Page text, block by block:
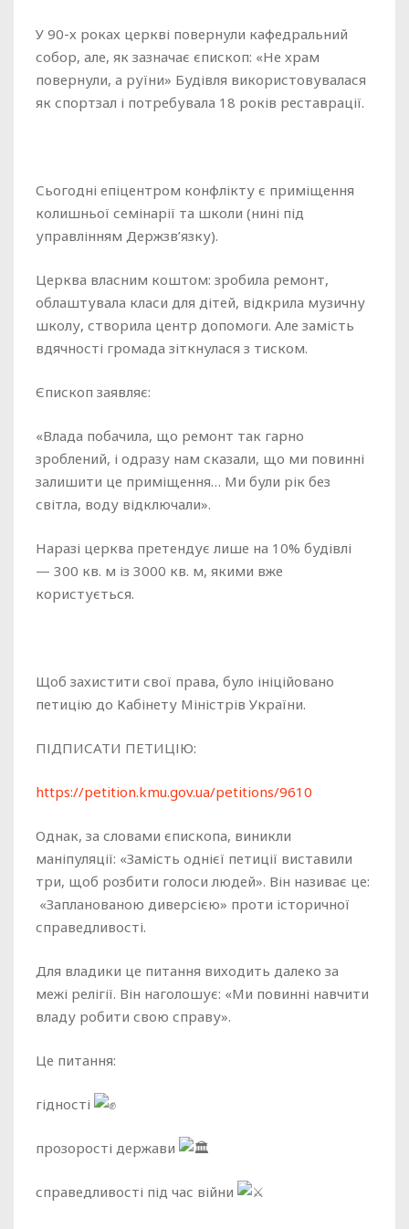
У 90-х роках церкві повернули кафедральний
собор, але, як зазначає єпископ: «Не храм
повернули, а руїни» Будівля використовувалася
як спортзал і потребувала 18 років реставрації.
Сьогодні епіцентром конфлікту є приміщення
колишньої семінарії та школи (нині під
управлінням Держзв’язку).
Церква власним коштом: зробила ремонт,
облаштувала класи для дітей, відкрила музичну
школу, створила центр допомоги. Але замість
вдячності громада зіткнулася з тиском.
Єпископ заявляє:
«Влада побачила, що ремонт так гарно
зроблений, і одразу нам сказали, що ми повинні
залишити це приміщення… Ми були рік без
світла, воду відключали».
Наразі церква претендує лише на 10% будівлі
— 300 кв. м із 3000 кв. м, якими вже
користується.
Щоб захистити свої права, було ініційовано
петицію до Кабінету Міністрів України.
ПІДПИСАТИ ПЕТИЦІЮ:
https://petition.kmu.gov.ua/petitions/9610
Однак, за словами єпископа, виникли
маніпуляції: «Замість однієї петиції виставили
три, щоб розбити голоси людей». Він називає це:
«Запланованою диверсією» проти історичної
справедливості.
Для владики це питання виходить далеко за
межі релігії. Він наголошує: «Ми повинні навчити
владу робити свою справу».
Це питання:
гідності
прозорості держави
справедливості під час війни